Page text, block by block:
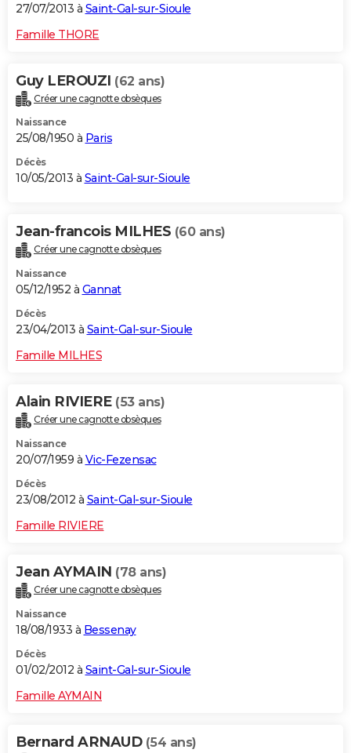
27/07/2013 à Saint-Gal-sur-Sioule
Famille THORE
Guy LEROUZI (62 ans)
Créer une cagnotte obsèques
Naissance
25/08/1950 à Paris
Décès
10/05/2013 à Saint-Gal-sur-Sioule
Jean-francois MILHES (60 ans)
Créer une cagnotte obsèques
Naissance
05/12/1952 à Gannat
Décès
23/04/2013 à Saint-Gal-sur-Sioule
Famille MILHES
Alain RIVIERE (53 ans)
Créer une cagnotte obsèques
Naissance
20/07/1959 à Vic-Fezensac
Décès
23/08/2012 à Saint-Gal-sur-Sioule
Famille RIVIERE
Jean AYMAIN (78 ans)
Créer une cagnotte obsèques
Naissance
18/08/1933 à Bessenay
Décès
01/02/2012 à Saint-Gal-sur-Sioule
Famille AYMAIN
Bernard ARNAUD (54 ans)